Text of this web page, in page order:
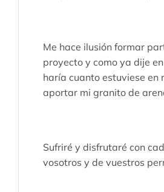
Me hace ilusión formar
proyecto y como ya dije
haría cuanto estuviese en
aportar mi granito de
Sufriré y disfrutaré con
vosotros y de vuestros